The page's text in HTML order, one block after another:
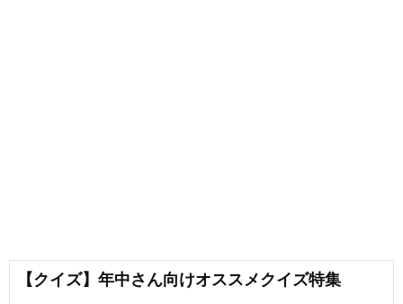
【クイズ】年中さん向けオススメクイズ特集